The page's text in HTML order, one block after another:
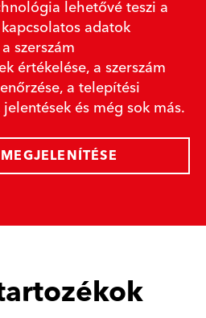
lehetővé teszi a
adatok
szerszám
értékelése, a szerszám
a telepítési
és még sok más.